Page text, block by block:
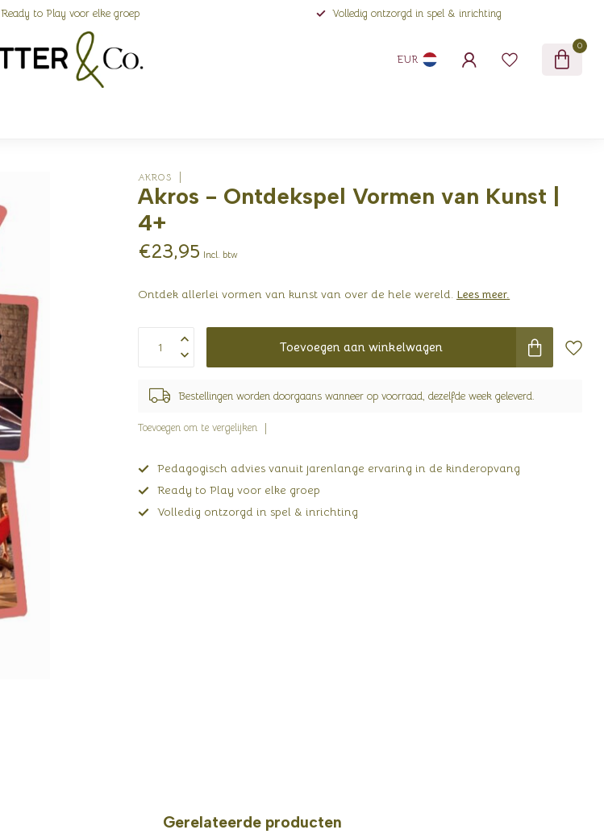
Ready to Play voor elke groep Volledig ontzorgd in spel & inrichting
EUR
0
AKROS
Akros - Ontdekspel Vormen van Kunst |
4+
€23,95 Incl. btw
Ontdek allerlei vormen van kunst van over de hele wereld. Lees meer.
Toevoegen aan winkelwagen
Bestellingen worden doorgaans wanneer op voorraad, dezelfde week geleverd.
Toevoegen om te vergelijken
Pedagogisch advies vanuit jarenlange ervaring in de kinderopvang
Ready to Play voor elke groep
Volledig ontzorgd in spel & inrichting
Gerelateerde producten